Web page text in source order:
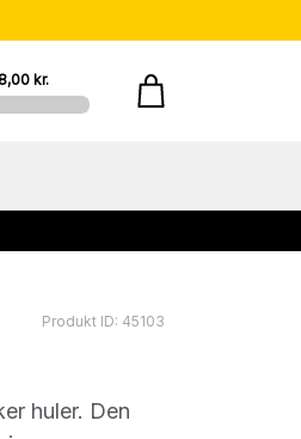
kr.
Produkt ID: 45103
huler. Den